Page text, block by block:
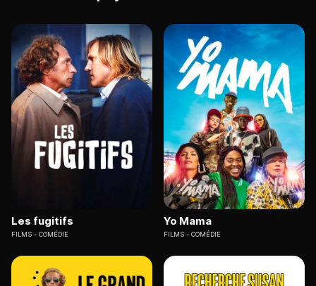
Les fugitifs
FILMS COMÉDIE
Yo Mama
FILMS COMÉDIE